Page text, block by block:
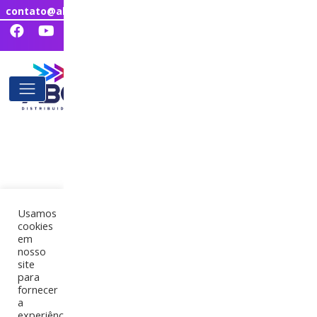
contato@abcdistribuidora.com.br
Usamos
cookies
em
nosso
site
para
fornecer
a